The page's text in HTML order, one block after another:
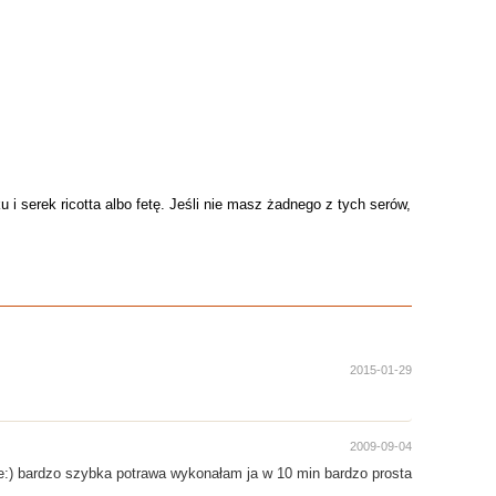
i serek ricotta albo fetę. Jeśli nie masz żadnego z tych serów,
2015-01-29
2009-09-04
bardzo szybka potrawa wykonałam ja w 10 min bardzo prosta